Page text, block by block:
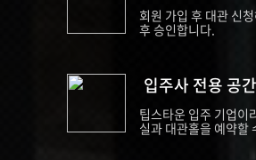
회원 가입 후 대관 신
후 승인합니다.
입주사 전용 공
팁스타운 입주 기업이
실과 대관홀을 예약할